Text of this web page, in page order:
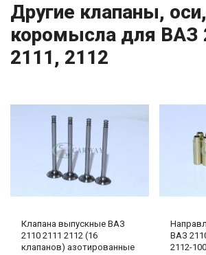
Другие клапаны, оси,
коромысла для ВАЗ
2111, 2112
Клапана выпускные ВАЗ
2110 2111 2112 (16
клапанов) азотированные
ВАЗ
2112-